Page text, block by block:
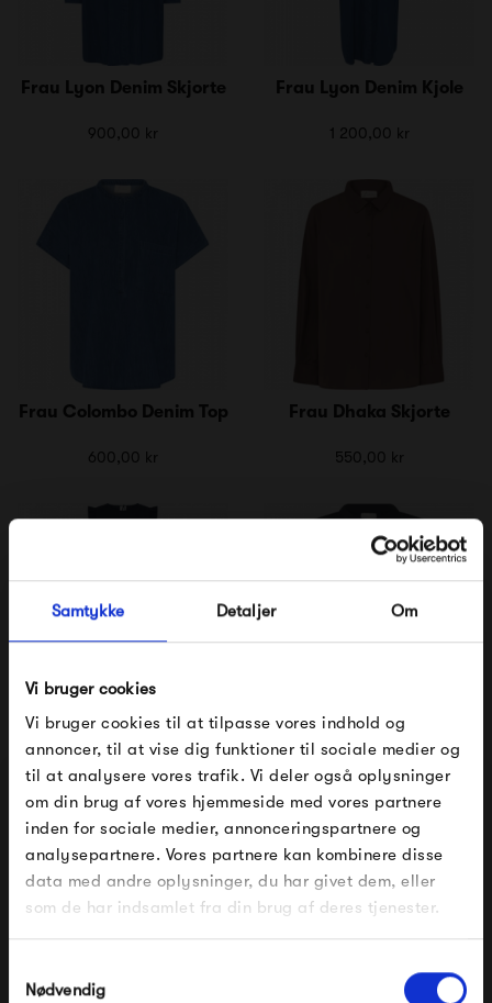
Samtykke Detaljer Om
Vi bruger cookies
Vi bruger cookies til at tilpasse vores indhold og
annoncer, til at vise dig funktioner til sociale medier og
til at analysere vores trafik. Vi deler også oplysninger
om din brug af vores hjemmeside med vores partnere
inden for sociale medier, annonceringspartnere og
analysepartnere. Vores partnere kan kombinere disse
data med andre oplysninger, du har givet dem, eller
som de har indsamlet fra din brug af deres tjenester.
Nødvendig
Frau Lyon Denim Skjorte
900,00 kr
Frau Lyon Denim Kjole
1 200,00 kr
Frau Colombo Denim Top
600,00 kr
Frau Dhaka Skjorte
550,00 kr
Frau Stockholm Denim
Kjole
1 000,00 kr
Frau Abu Dhabi Uld
Skjorte
800,00 kr
FÅ 10% PÅ DIN NÆSTE ORDRE
Indtast din e-mail, så sender vi rabatkoden til dig på
mail. Minimumsbeløb er 499 kr. for at indløse
rabatten.
Gælder ikke på produkter fra Fermob, File Under